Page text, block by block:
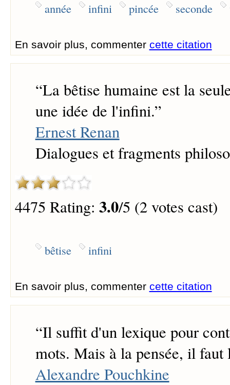
année infini pincée seconde
En savoir plus, commenter cette citation
“La bêtise humaine est la
une idée de l'infini.”
Ernest Renan
Dialogues et fragments
4475 Rating: 3.0/5 (2 votes cast)
bêtise infini
En savoir plus, commenter cette citation
“Il suffit d'un lexique pour
mots. Mais à la pensée, il
Alexandre Pouchkine